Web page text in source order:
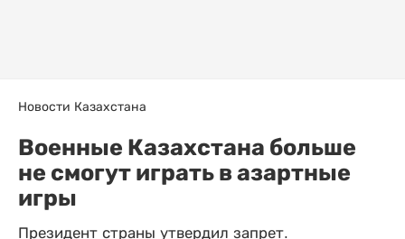
Новости Казахстана
Военные Казахстана больше
не смогут играть в азартные
игры
Президент страны утвердил запрет.